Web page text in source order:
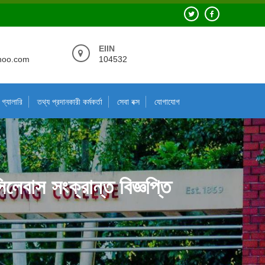
EIIN
104532
গ্যালারি তথ্য প্রদানকারী কর্মকর্তা সেবা বক্স যোগাযোগ
সংক্রান্ত বিজ্ঞপ্তি